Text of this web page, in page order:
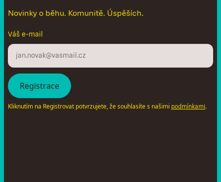
Novinky o běhu. Komunitě. Úspěších.
Váš e-mail
Kliknutím na Registrovat potvrzujete, že souhlasíte s našimi podmínkami.